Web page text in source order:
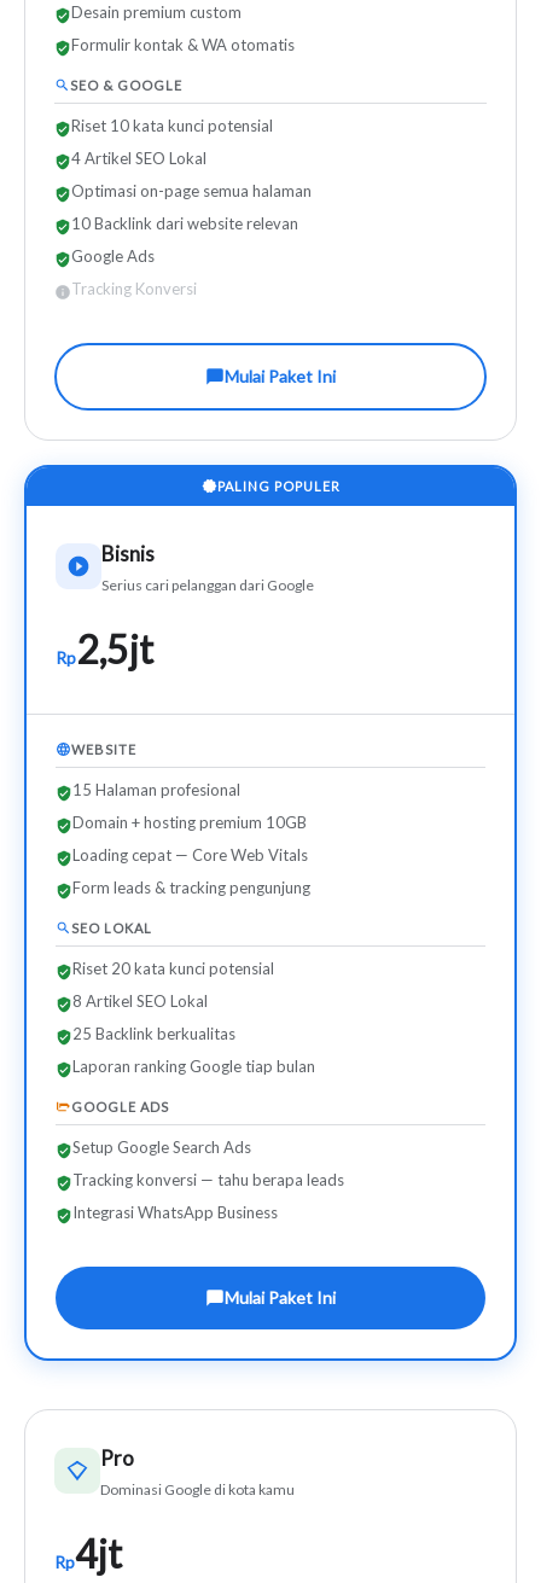
Desain premium custom
Formulir kontak & WA otomatis
SEO & GOOGLE
Riset 10 kata kunci potensial
4 Artikel SEO Lokal
Optimasi on-page semua halaman
10 Backlink dari website relevan
Google Ads
Tracking Konversi
Mulai Paket Ini
PALING POPULER
Bisnis
Serius cari pelanggan dari Google
Rp2,5jt
WEBSITE
15 Halaman profesional
Domain + hosting premium 10GB
Loading cepat — Core Web Vitals
Form leads & tracking pengunjung
SEO LOKAL
Riset 20 kata kunci potensial
8 Artikel SEO Lokal
25 Backlink berkualitas
Laporan ranking Google tiap bulan
GOOGLE ADS
Setup Google Search Ads
Tracking konversi — tahu berapa leads
Integrasi WhatsApp Business
Mulai Paket Ini
Pro
Dominasi Google di kota kamu
Rp4jt